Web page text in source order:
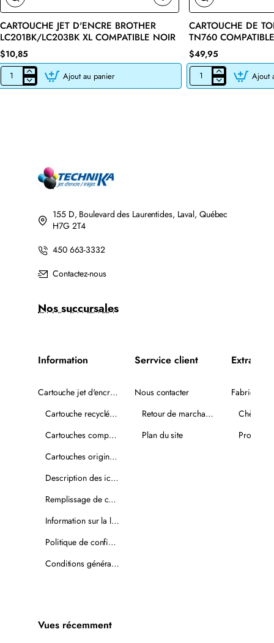
🔥 Bestseller
CARTOUCHE JET D'ENCRE BROTHER
LC201BK/LC203BK XL COMPATIBLE NOIR
$10,85
CARTOUCHE
JET
Ajout au panier
CARTOUCHE DE
TN760
$49,95
CARTOUCHE
DE
Ajout
155 D, Boulevard des Laurentides, Laval, Québec
H7G 2T4
450 663-3332
Contactez-nous
Nos succursales
Information
Cartouche jet d'encre recyclée
Cartouche recyclée PLUS
Cartouches compatibles
Cartouches originales
Description des icônes
Remplissage de cartouches
Information sur la livraison
Politique de confidentialité
Conditions générales de vente
Serrvice client
Nous contacter
Retour de marchandise
Plan du site
Extra
Fabricants
Vues récemment